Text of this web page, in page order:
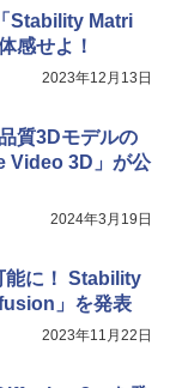
Colorsoft |
レイ、64GBスト
載、明るさ自動調
Stability Matri
感せよ！
2023年12月13日
質3Dモデルの
Video 3D」が公
2024年3月19日
能に！ Stability
」を発表
2023年11月22日